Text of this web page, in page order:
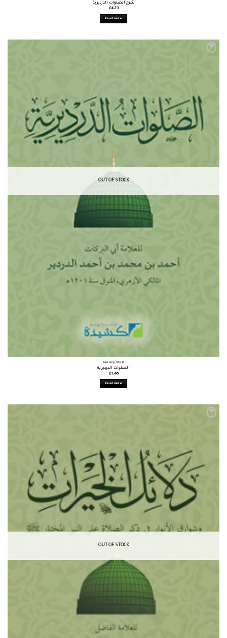
شرح الصلوات الدرديرية
£4.73
Read more
OUT OF STOCK
الأذكار والأدعية
الصلوات الدرديرية
£1.46
Read more
OUT OF STOCK